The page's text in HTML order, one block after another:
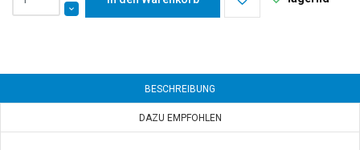
BESCHREIBUNG
DAZU EMPFOHLEN